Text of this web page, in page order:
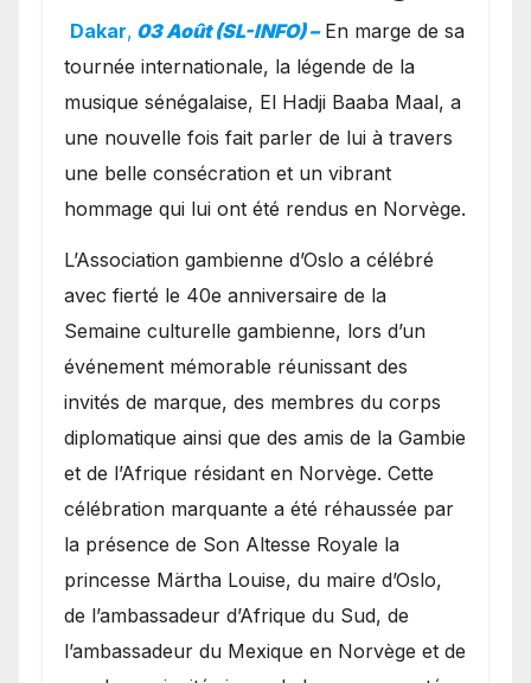
exceptionnel à Oslo en
présence de la famille
royale.
Dakar, 03 Août (SL-INFO) – ​En marge de sa
tournée internationale, la légende de la
musique sénégalaise, El Hadji Baaba Maal, a
une nouvelle fois fait parler de lui à travers
une belle consécration et un vibrant
hommage qui lui ont été rendus en Norvège.
​L’Association gambienne d’Oslo a célébré
avec fierté le 40e anniversaire de la
Semaine culturelle gambienne, lors d’un
événement mémorable réunissant des
invités de marque, des membres du corps
diplomatique ainsi que des amis de la Gambie
et de l’Afrique résidant en Norvège. Cette
célébration marquante a été réhaussée par
la présence de Son Altesse Royale la
princesse Märtha Louise, du maire d’Oslo,
de l’ambassadeur d’Afrique du Sud, de
l’ambassadeur du Mexique en Norvège et de